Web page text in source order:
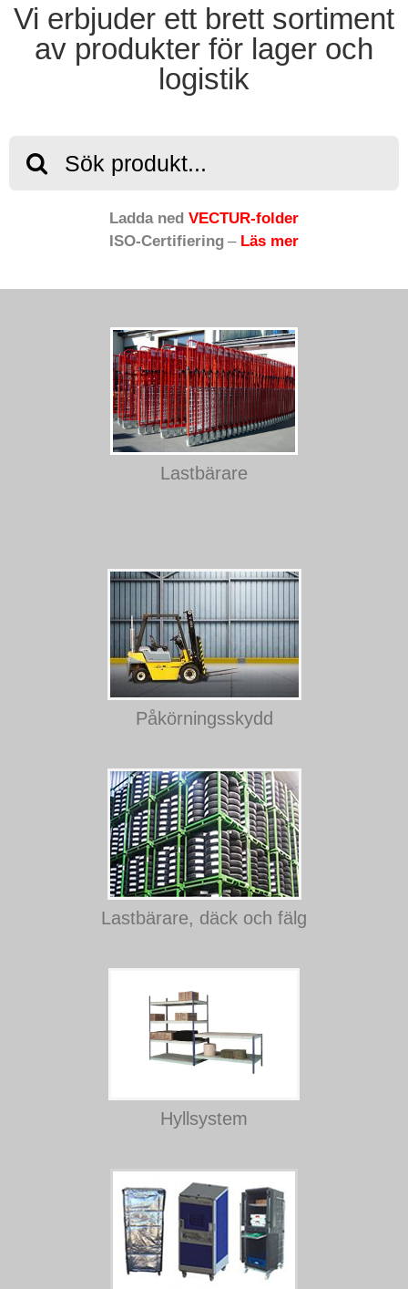
Vi erbjuder ett brett sortiment
av produkter för lager och
logistik
efter:
Ladda ned VECTUR-folder
ISO-Certifiering – Läs mer
Lastbärare
Påkörningsskydd
Lastbärare, däck och fälg
Hyllsystem